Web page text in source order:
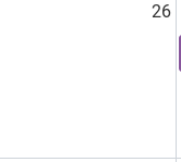
26